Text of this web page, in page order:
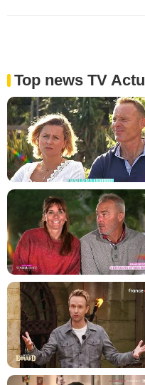
Top news TV Actu